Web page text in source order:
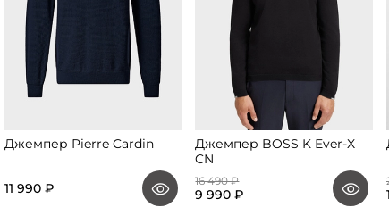
Джемпер Pierre Cardin
11 990 ₽
Джемпер BOSS K Ever-X
CN
16 490 ₽
9 990 ₽